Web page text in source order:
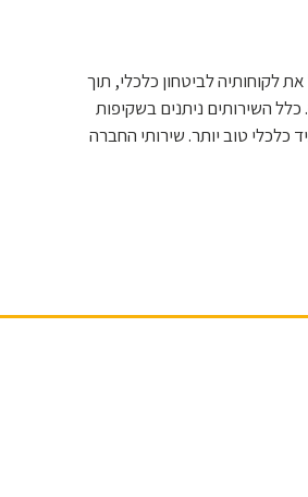
בשנת 2008 החברה קיימת כבר 13 שנים. להוביל את לקוחותיה לביטחון כלכלי, תוך
השירותים ניתנים בשקיפות
כלכלי טוב יותר. שירותי החברה